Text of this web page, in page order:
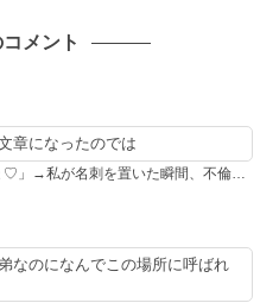
メント
章になったのでは
名刺を置いた瞬間、不倫相手が青ざめた
なのになんでこの場所に呼ばれ